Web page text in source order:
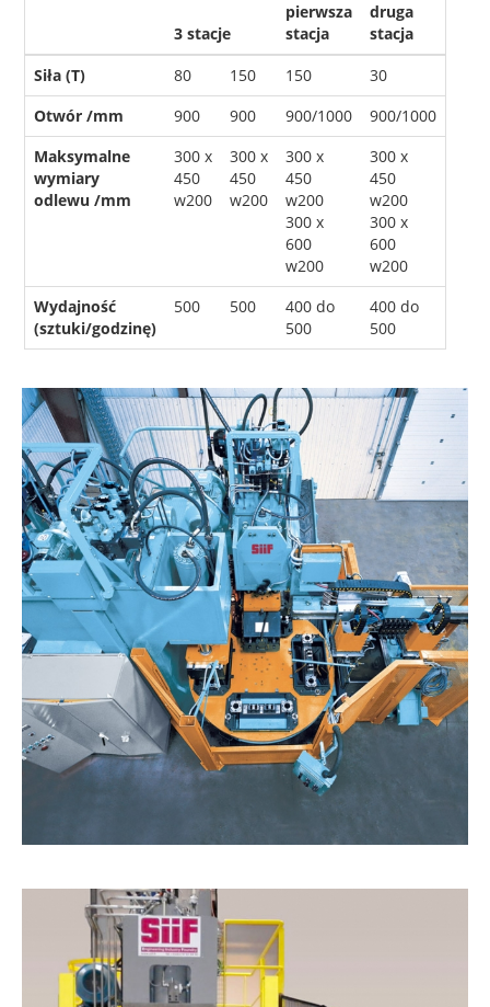
3 stacje
pierwsza
stacja
druga
stacja
Siła (T)
80 150 150
30
Otwór /mm
900 900 900/1000
900/1000
Maksymalne
wymiary
odlewu /mm
300 x
450
w200
300 x
450
w200
300 x
450
w200
300 x
600
w200
300 x
450
w200
300 x
600
w200
Wydajność
(sztuki/godzinę)
500 500
400 do
500
400 do
500